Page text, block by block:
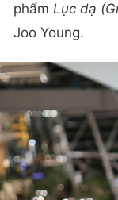
phẩm Lục dạ
Joo Young.